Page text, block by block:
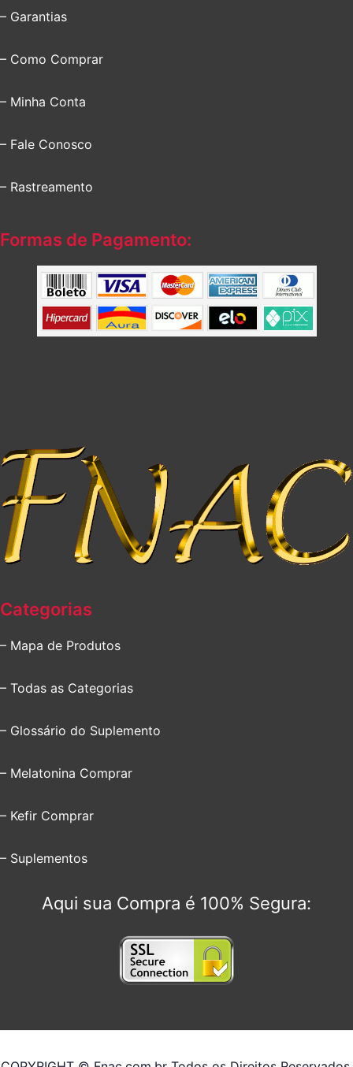
– Garantias
– Como Comprar
– Minha Conta
– Fale Conosco
– Rastreamento
Formas de Pagamento:
Categorias
– Mapa de Produtos
– Todas as Categorias
– Glossário do Suplemento
– Melatonina Comprar
– Kefir Comprar
– Suplementos
Aqui sua Compra é 100% Segura: